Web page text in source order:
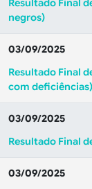
Resultado Final
negros)
03/09/2025
Resultado Final
com deficiências)
03/09/2025
Resultado Final
03/09/2025